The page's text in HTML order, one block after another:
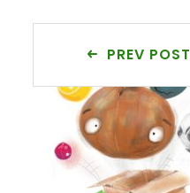
PREV POST